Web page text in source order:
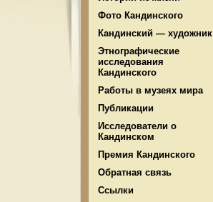
Фото Кандинского
Кандинский — художник
Этнографические
исследования
Кандинского
Работы в музеях мира
Публикации
Исследователи о
Кандинском
Премия Кандинского
Обратная связь
Ссылки